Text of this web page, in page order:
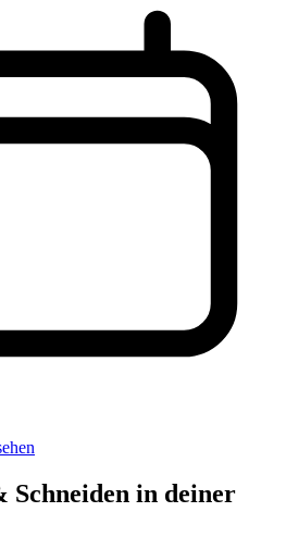
Schneiden in deiner